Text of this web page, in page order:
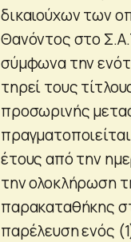
δικαιούχων των
Θανόντος στο
σύμφωνα την
τηρεί τους
προσωρινής
έτους από την
την ολοκλήρωση
παρακαταθήκης
παρέλευση ενός